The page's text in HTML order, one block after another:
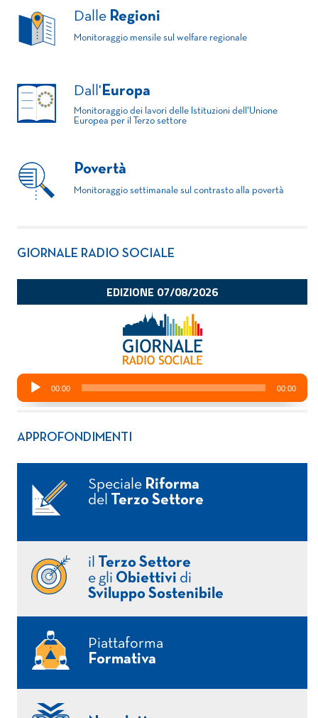
Dalle Regioni
Monitoraggio mensile sul welfare regionale
Dall' Europa
Monitoraggio dei lavori delle Istituzioni dell'Unione
Europea per il Terzo settore
Povertà
Monitoraggio settimanale sul contrasto alla povertà
GIORNALE RADIO SOCIALE
APPROFONDIMENTI
Speciale Riforma
del
Terzo Settore
il
Terzo Settore
e gli Obiettivi di
Sviluppo Sostenibile
Piattaforma
Formativa